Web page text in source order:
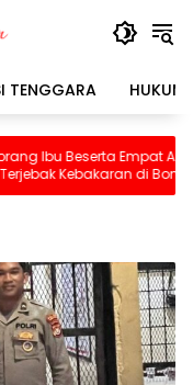
TENGGARA HUKUM
Anaknya
Sudah